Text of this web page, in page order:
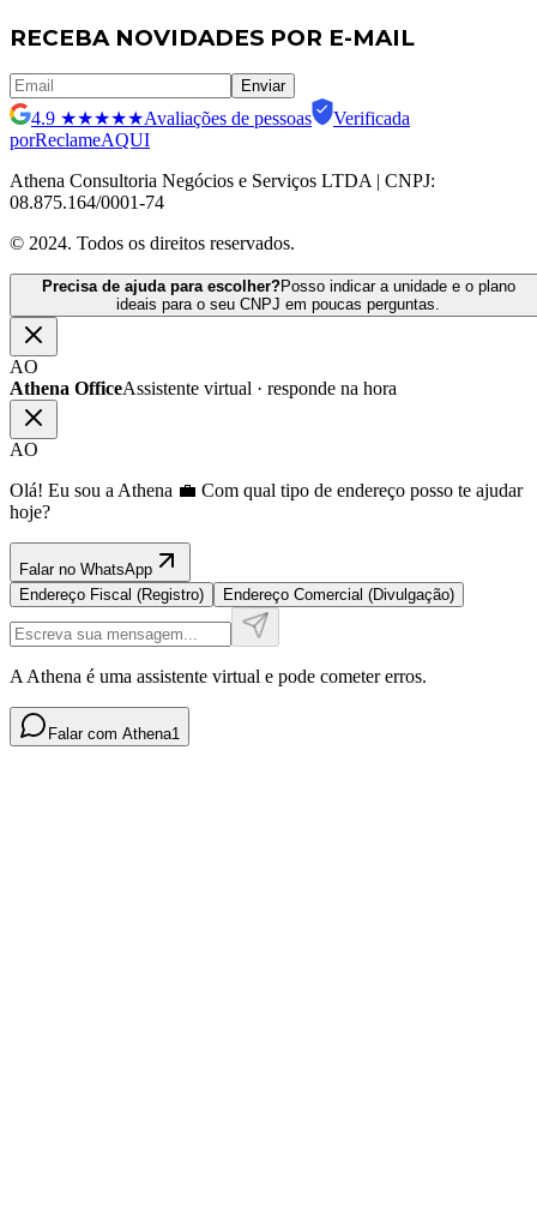
RECEBA NOVIDADES POR E-MAIL
Enviar
4.9 ★★★★★Avaliações de pessoas
Verificada
porReclameAQUI
Athena Consultoria Negócios e Serviços LTDA | CNPJ:
08.875.164/0001-74
© 2024. Todos os direitos reservados.
Precisa de ajuda para escolher?Posso indicar a unidade e o plano
ideais para o seu CNPJ em poucas perguntas.
AO
Athena OfficeAssistente virtual · responde na hora
AO
Olá! Eu sou a Athena 💼 Com qual tipo de endereço posso te ajudar
hoje?
Falar no WhatsApp
Endereço Fiscal (Registro)
Endereço Comercial (Divulgação)
A Athena é uma assistente virtual e pode cometer erros.
Falar com Athena1